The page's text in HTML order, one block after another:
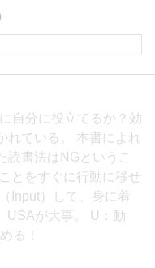
自分に役立てるか？効
れている。 本書によれ
読書法はNGというこ
とをすぐに行動に移せ
Input）して、身に着
USAが大事。 U：動
る！